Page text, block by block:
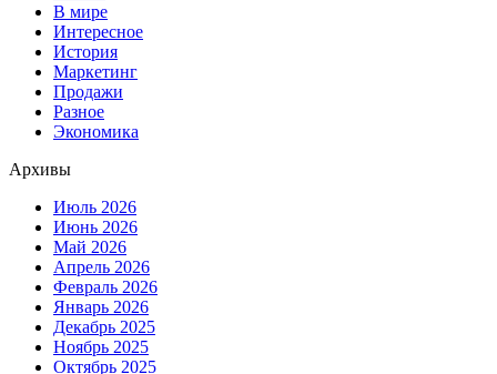
В мире
Интересное
История
Маркетинг
Продажи
Разное
Экономика
Архивы
Июль 2026
Июнь 2026
Май 2026
Апрель 2026
Февраль 2026
Январь 2026
Декабрь 2025
Ноябрь 2025
Октябрь 2025